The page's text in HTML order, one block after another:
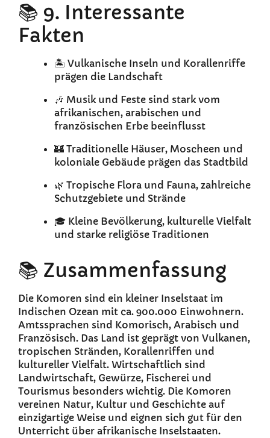
📚 9. Interessante
Fakten
🏝️ Vulkanische Inseln und Korallenriffe
prägen die Landschaft
🎶 Musik und Feste sind stark vom
afrikanischen, arabischen und
französischen Erbe beeinflusst
🏰 Traditionelle Häuser, Moscheen und
koloniale Gebäude prägen das Stadtbild
🌿 Tropische Flora und Fauna, zahlreiche
Schutzgebiete und Strände
🎓 Kleine Bevölkerung, kulturelle Vielfalt
und starke religiöse Traditionen
📚 Zusammenfassung
Die Komoren sind ein kleiner Inselstaat im
Indischen Ozean mit ca. 900.000 Einwohnern.
Amtssprachen sind Komorisch, Arabisch und
Französisch. Das Land ist geprägt von Vulkanen,
tropischen Stränden, Korallenriffen und
kultureller Vielfalt. Wirtschaftlich sind
Landwirtschaft, Gewürze, Fischerei und
Tourismus besonders wichtig. Die Komoren
vereinen Natur, Kultur und Geschichte auf
einzigartige Weise und eignen sich gut für den
Unterricht über afrikanische Inselstaaten.